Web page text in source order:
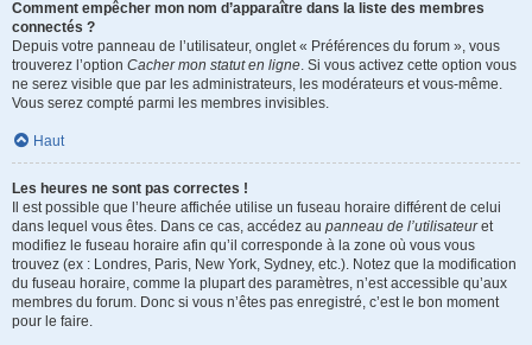
Comment empêcher mon nom d’apparaître dans la liste des membres
connectés ?
Depuis votre panneau de l’utilisateur, onglet « Préférences du forum », vous
trouverez l’option Cacher mon statut en ligne. Si vous activez cette option vous
ne serez visible que par les administrateurs, les modérateurs et vous-même.
Vous serez compté parmi les membres invisibles.
Haut
Les heures ne sont pas correctes !
Il est possible que l’heure affichée utilise un fuseau horaire différent de celui
dans lequel vous êtes. Dans ce cas, accédez au panneau de l’utilisateuret
modifiez le fuseau horaire afin qu’il corresponde à la zone où vous vous
trouvez (ex : Londres, Paris, New York, Sydney, etc.). Notez que la modification
du fuseau horaire, comme la plupart des paramètres, n’est accessible qu’aux
membres du forum. Donc si vous n’êtes pas enregistré, c’est le bon moment
pour le faire.